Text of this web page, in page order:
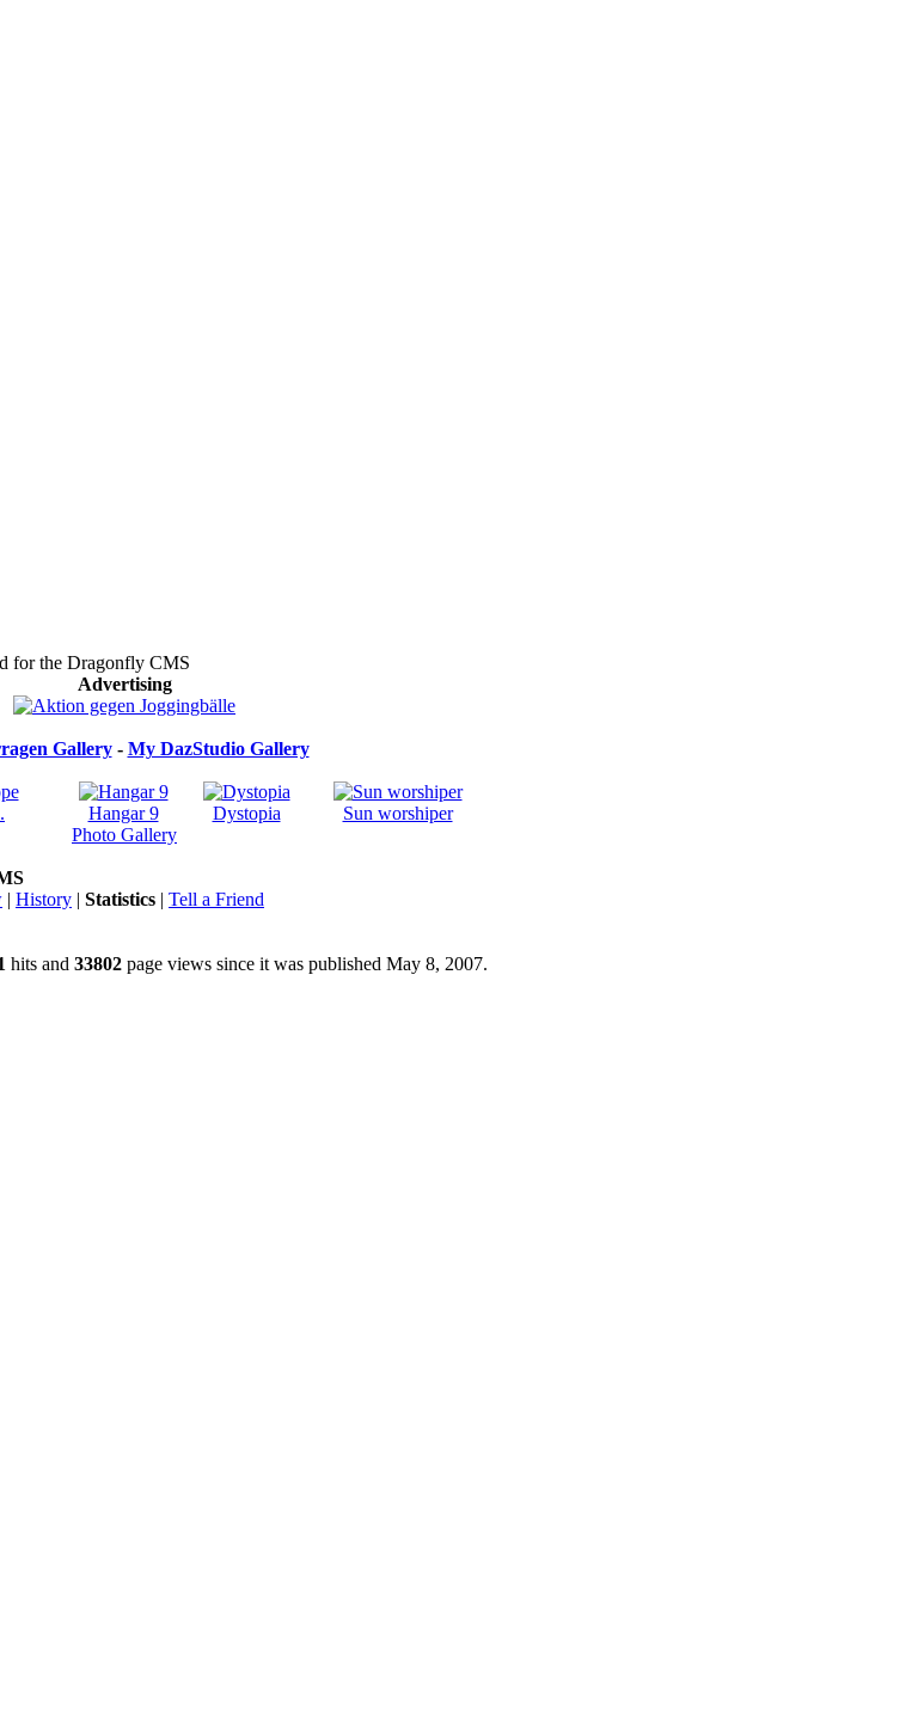
for the Dragonfly CMS
Advertising
Gallery- My DazStudio Gallery
Hangar 9 Dystopia
Sun worshiper
Photo Gallery
| History | Statistics | Tell a Friend
hits and 33802 page views since it was published May 8, 2007.